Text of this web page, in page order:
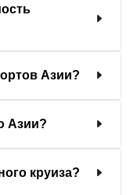
Азии?
Азии?
круиза?